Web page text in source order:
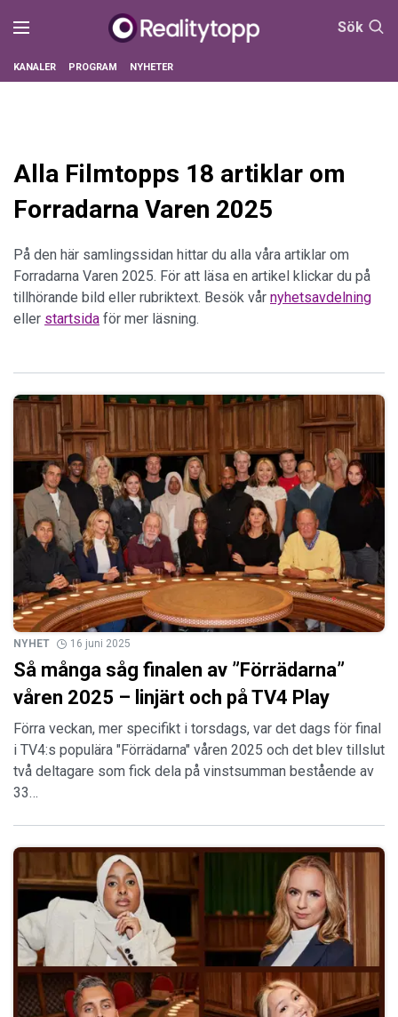
Sök
KANALER PROGRAM NYHETER
Alla Filmtopps 18 artiklar om
Forradarna Varen 2025
På den här samlingssidan hittar du alla våra artiklar om
Forradarna Varen 2025. För att läsa en artikel klickar du på
tillhörande bild eller rubriktext. Besök vår nyhetsavdelning
eller startsida för mer läsning.
NYHET 16 juni 2025
Så många såg finalen av ”Förrädarna”
våren 2025 – linjärt och på TV4 Play
Förra veckan, mer specifikt i torsdags, var det dags för final
i TV4:s populära "Förrädarna" våren 2025 och det blev tillslut
två deltagare som fick dela på vinstsumman bestående av
33…